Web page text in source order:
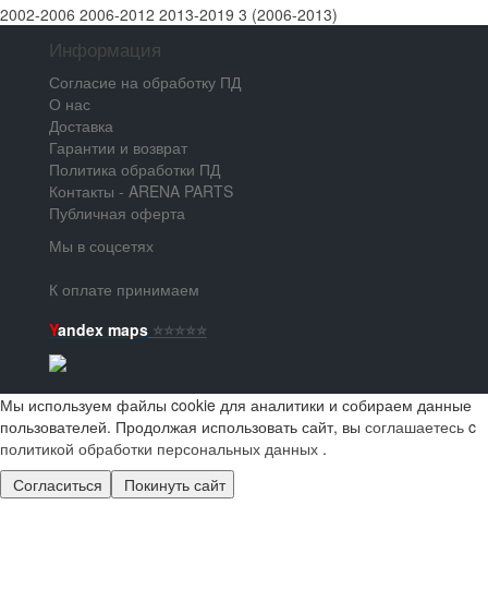
2002-2006 2006-2012 2013-2019 3 (2006-2013)
Информация
Согласие на обработку ПД
О нас
Доставка
Гарантии и возврат
Политика обработки ПД
Контакты - ARENA PARTS
Публичная оферта
Мы в соцсетях
К оплате принимаем
Yandex maps ⭐️⭐️⭐️⭐️⭐️
Мы используем файлы cookie для аналитики и собираем данные
пользователей. Продолжая использовать сайт, вы соглашаетесь c
политикой обработки персональных данных .
Согласиться
Покинуть сайт